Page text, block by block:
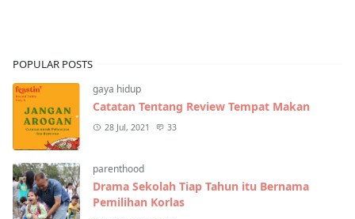
POPULAR POSTS
gaya hidup
Catatan Tentang Review Tempat Makan
28 Jul, 2021 33
parenthood
Drama Sekolah Tiap Tahun itu Bernama
Pemilihan Korlas